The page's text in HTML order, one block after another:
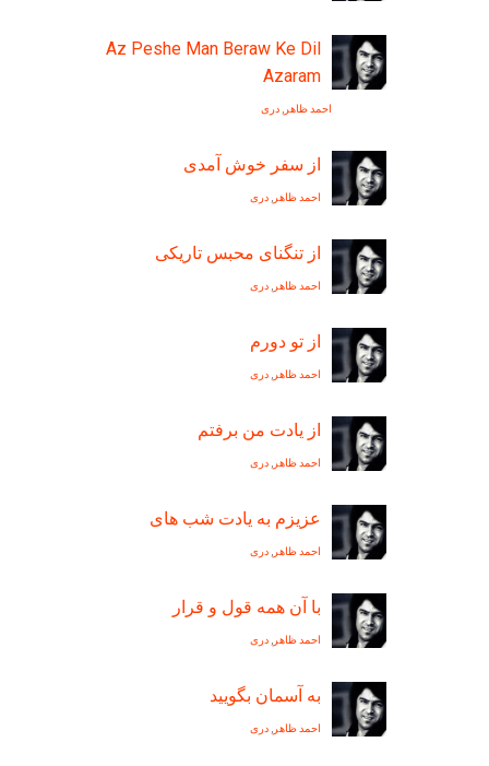
Az Peshe Man Beraw Ke Dil
Azaram
احمد ظاهر دری
از سفر خوش آمدی
احمد ظاهر دری
از تنگنای محبس تاریکی
احمد ظاهر دری
از تو دورم
احمد ظاهر دری
از یادت من برفتم
احمد ظاهر دری
عزیزم به یادت شب های
احمد ظاهر دری
با آن همه قول و قرار
احمد ظاهر دری
به آسمان بگوييد
احمد ظاهر دری